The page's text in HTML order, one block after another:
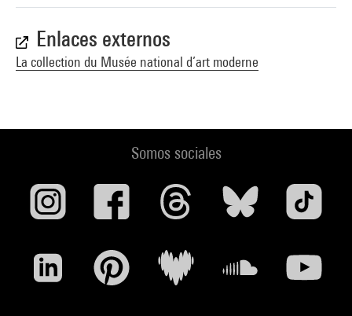
Enlaces externos
La collection du Musée national d’art moderne
Somos sociales